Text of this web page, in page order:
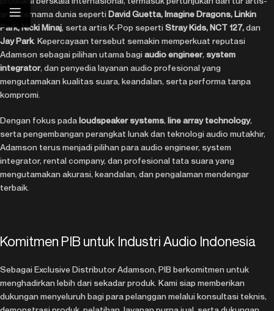
artis ternama dunia sepertiDavid Guetta, Imagine Dragons, Linkin
Park, Nicki Minaj, serta artis K-Pop sepertiStray Kids, NCT 127,dan
Jay Park. Kepercayaan tersebut semakin memperkuat reputasi
Adamson sebagai pilihan utama bagiaudio engineer, system
integrator, dan penyedia layanan audio profesional yang
mengutamakan kualitas suara, keandalan, serta performa tanpa
kompromi.
Dengan fokus padaloudspeaker systems, line array technology,
serta pengembangan perangkat lunak dan teknologi audio mutakhir,
Adamson terus menjadi pilihan para audio engineer, system
integrator, rental company, dan profesional tata suara yang
mengutamakan akurasi, keandalan, dan pengalaman mendengar
terbaik.
Komitmen PIB untuk Industri Audio Indonesia
Sebagai Exclusive Distributor Adamson, PIB berkomitmen untuk
menghadirkan lebih dari sekadar produk. Kami siap memberikan
dukungan menyeluruh bagi para pelanggan melalui konsultasi teknis,